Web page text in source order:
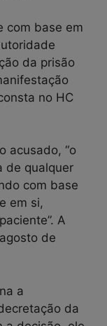
com base em
da prisão
no HC
acusado, “o
de qualquer
com base
em si,
A
de
a
da